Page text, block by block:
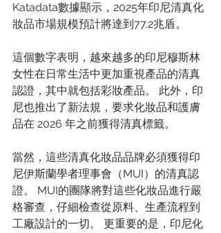
Katadata數據顯示，2025年印尼清真化
妝品市場規模預計將達到77.2兆盾。
這個數字表明，越來越多的印尼穆斯林
女性在日常生活中更加重視產品的清真
認證，其中就包括彩妝產品。 此外，印
尼也推出了新法規，要求化妝品和護膚
品在 2026 年之前獲得清真標籤。
當然，這些清真化妝品品牌必須獲得印
尼伊斯蘭學者理事會（MUI）的清真認
證。 MUI的團隊將對這些化妝品進行嚴
格審查，仔細檢查從原料、生產流程到
工廠設計的一切。 更重要的是，印尼化